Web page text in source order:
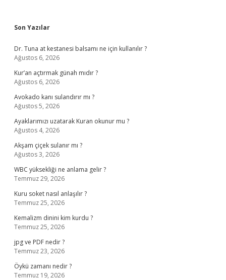
Sidebar
Son Yazılar
Dr. Tuna at kestanesi balsamı ne için kullanılır ?
Ağustos 6, 2026
Kur’an açtırmak günah mıdır ?
Ağustos 6, 2026
Avokado kanı sulandırır mı ?
Ağustos 5, 2026
Ayaklarımızı uzatarak Kuran okunur mu ?
Ağustos 4, 2026
Akşam çiçek sulanır mı ?
Ağustos 3, 2026
WBC yüksekliği ne anlama gelir ?
Temmuz 29, 2026
Kuru soket nasıl anlaşılır ?
Temmuz 25, 2026
Kemalizm dinini kim kurdu ?
Temmuz 25, 2026
jpg ve PDF nedir ?
Temmuz 23, 2026
Öykü zamanı nedir ?
Temmuz 19, 2026